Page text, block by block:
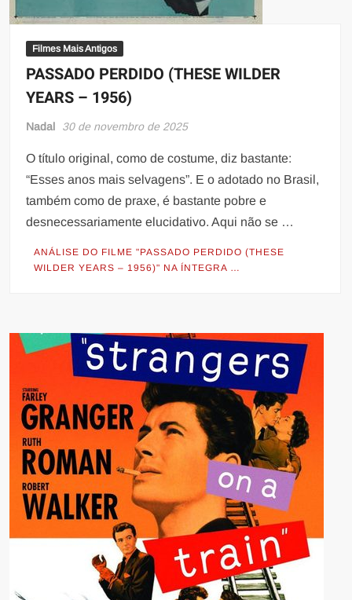
Filmes Mais Antigos
PASSADO PERDIDO (THESE WILDER
YEARS – 1956)
Nadal 30 de novembro de 2025
O título original, como de costume, diz bastante:
“Esses anos mais selvagens”. E o adotado no Brasil,
também como de praxe, é bastante pobre e
desnecessariamente elucidativo. Aqui não se …
ANÁLISE DO FILME "PASSADO PERDIDO (THESE
WILDER YEARS – 1956)" NA ÍNTEGRA …